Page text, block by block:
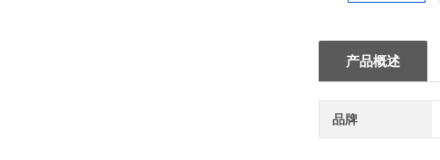
产品概述
品牌